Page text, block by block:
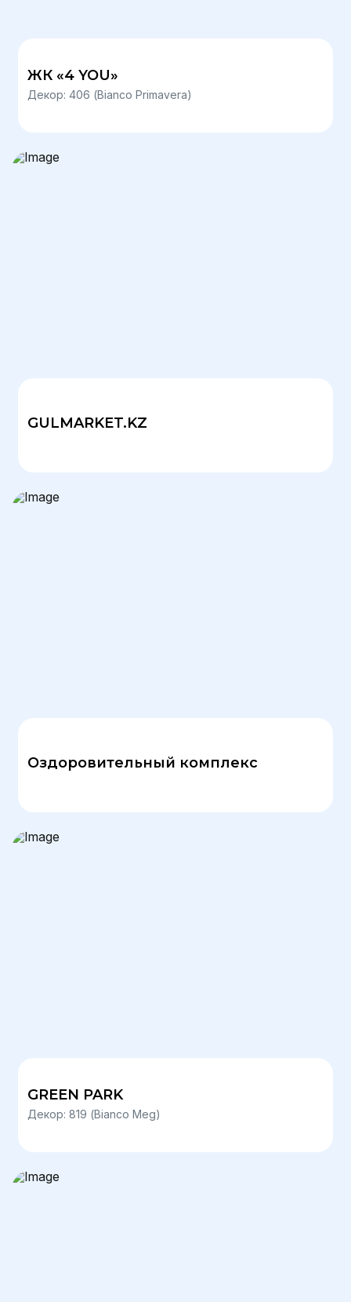
ЖК «4 YOU»
Декор: 406 (Bianco Primavera)
GULMARKET.KZ
Оздоровительный комплекс
GREEN PARK
Декор: 819 (Bianco Meg)